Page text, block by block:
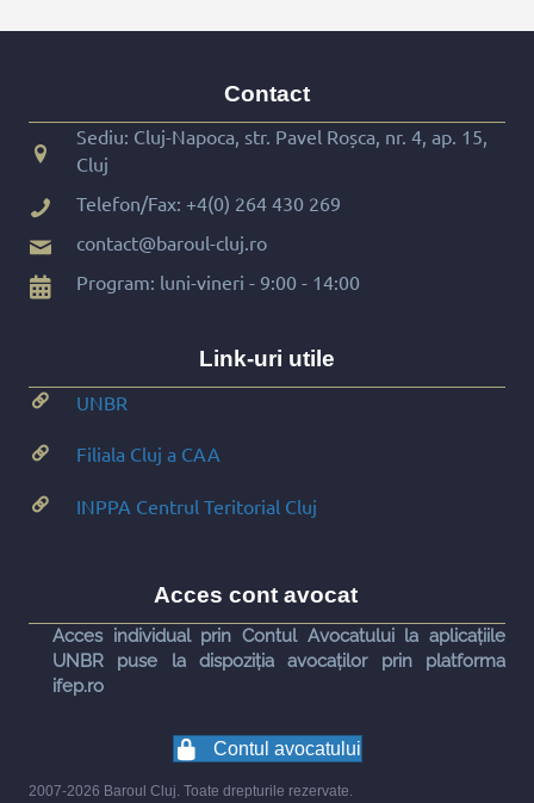
Contact
Sediu: Cluj-Napoca, str. Pavel Roșca, nr. 4, ap. 15,
Cluj
Telefon/Fax: +4(0) 264 430 269
contact@baroul-cluj.ro
Program: luni-vineri - 9:00 - 14:00
Link-uri utile
UNBR
Filiala Cluj a CAA
INPPA Centrul Teritorial Cluj
Acces cont avocat
Acces individual prin Contul Avocatului la aplicațiile
UNBR puse la dispoziția avocaților prin platforma
ifep.ro
Contul avocatului
2007-2026 Baroul Cluj. Toate drepturile rezervate.